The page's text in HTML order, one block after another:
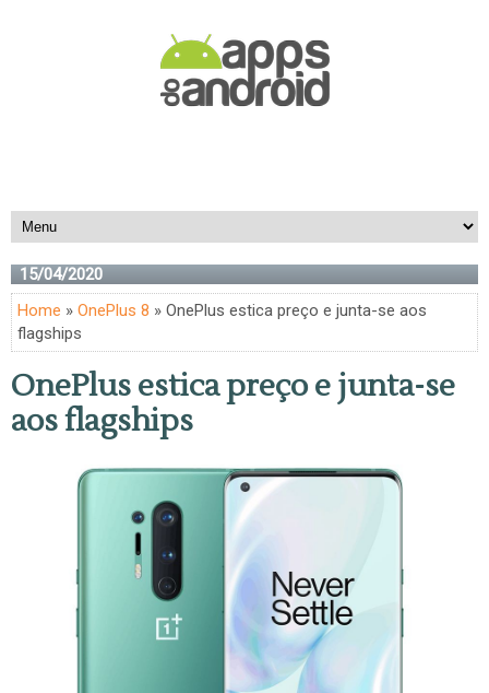
15/04/2020
Home » OnePlus 8 » OnePlus estica preço e junta-se aos
flagships
OnePlus estica preço e junta-se
aos flagships